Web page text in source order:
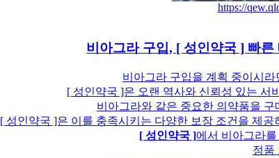
https://
비아그라 구입, [ 성인약국 ] 빠
비아그라 구입을 계획 중이시
[ 성인약국 ]은 오랜 역사와 신뢰성 있는 서
비아그라와 같은 중요한 의약품을
[ 성인약국 ]은 이를 충족시키는 다양한 보장 조건을 제
[ 성인약국 ]에서 비아그라
정품